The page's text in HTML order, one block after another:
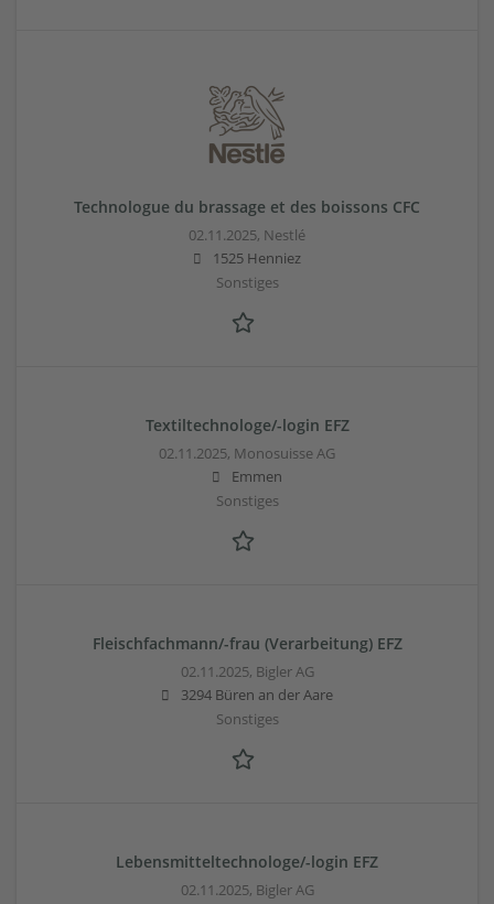
Technologue du brassage et des boissons CFC
02.11.2025, Nestlé
1525 Henniez
Sonstiges
Textiltechnologe/-login EFZ
02.11.2025, Monosuisse AG
Emmen
Sonstiges
Fleischfachmann/-frau (Verarbeitung) EFZ
02.11.2025, Bigler AG
3294 Büren an der Aare
Sonstiges
Lebensmitteltechnologe/-login EFZ
02.11.2025, Bigler AG